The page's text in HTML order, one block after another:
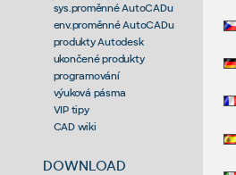
sys.proměnné AutoCADu
env.proměnné AutoCADu
produkty Autodesk
ukončené produkty
programování
výuková pásma
VIP tipy
CAD wiki
DOWNLOAD